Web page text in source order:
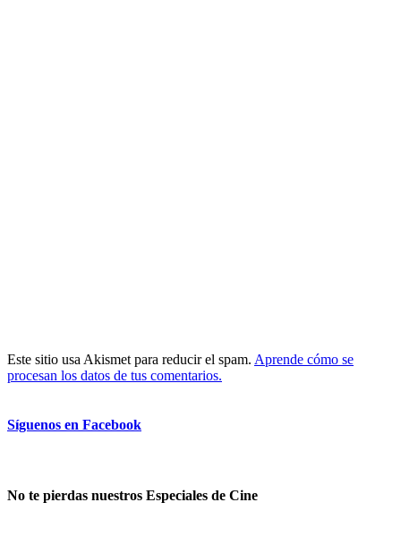
Este sitio usa Akismet para reducir el spam. Aprende cómo se
procesan los datos de tus comentarios.
Síguenos en Facebook
No te pierdas nuestros Especiales de Cine